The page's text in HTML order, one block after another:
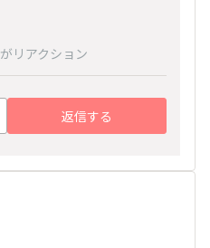
がリアクション
返信する